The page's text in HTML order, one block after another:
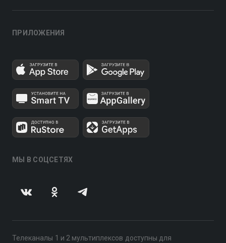
ПРИЛОЖЕНИЯ
МЫ В СОЦСЕТЯХ
Телеканалы 1 и 2 мультиплексов доступны для